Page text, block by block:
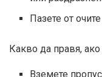
Пазете от
Какво да правя,
Вземете